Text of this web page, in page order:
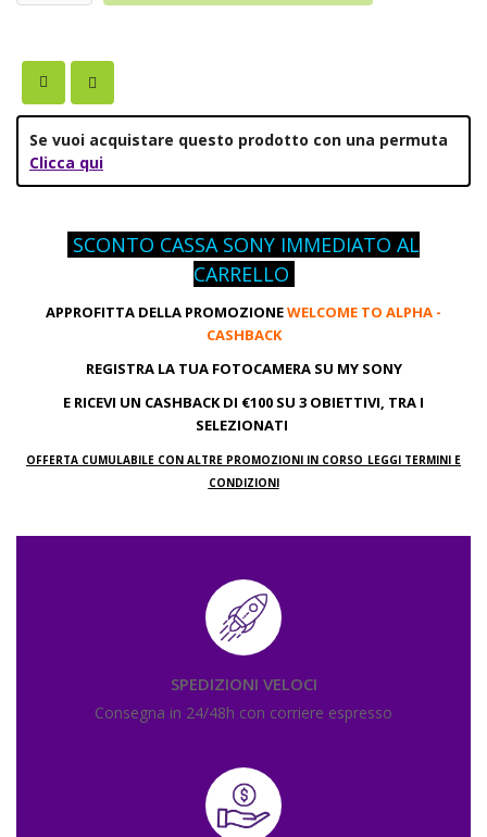
Se vuoi acquistare questo prodotto con una permuta
Clicca qui
SCONTO CASSA SONY IMMEDIATO AL
CARRELLO
APPROFITTA DELLA PROMOZIONEWELCOME TO ALPHA -
CASHBACK
REGISTRA LA TUA FOTOCAMERA SU MY SONY
E RICEVI UN CASHBACK DI €100 SU 3 OBIETTIVI, TRA I
SELEZIONATI
OFFERTA CUMULABILE CON ALTRE PROMOZIONI IN CORSO LEGGI TERMINI E
CONDIZIONI
SPEDIZIONI VELOCI
Consegna in 24/48h con corriere espresso